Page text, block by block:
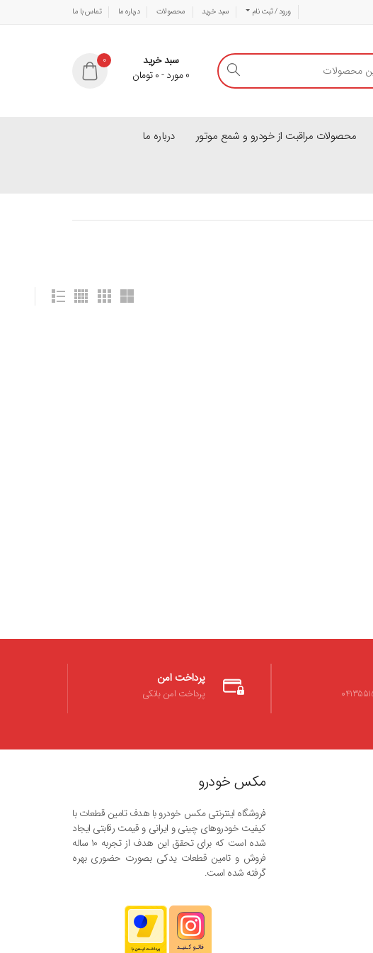
ورود / ثبت نام سبد خرید محصولات درباره ما تماس با ما
0
سبد خرید
0مورد-۰ تومان
محصولات مراقبت از خودرو و شمع موتور درباره ما
پرداخت امن
پرداخت امن بانکی
مکس خودرو
فروشگاه اینترنتی مکس خودرو با هدف تامین قطعات با
کیفیت خودروهای چینی و ایرانی و قیمت رقابتی ایجاد
شده است که برای تحقق این هدف از تجربه ۱۰ ساله
فروش و تامین قطعات یدکی بصورت حضوری بهره
گرفته شده است.